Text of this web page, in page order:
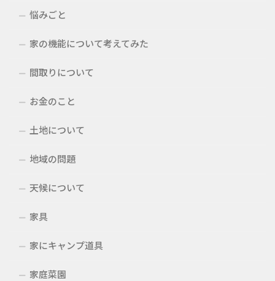
悩みごと
家の機能について考えてみた
間取りについて
お金のこと
土地について
地域の問題
天候について
家具
家にキャンプ道具
家庭菜園